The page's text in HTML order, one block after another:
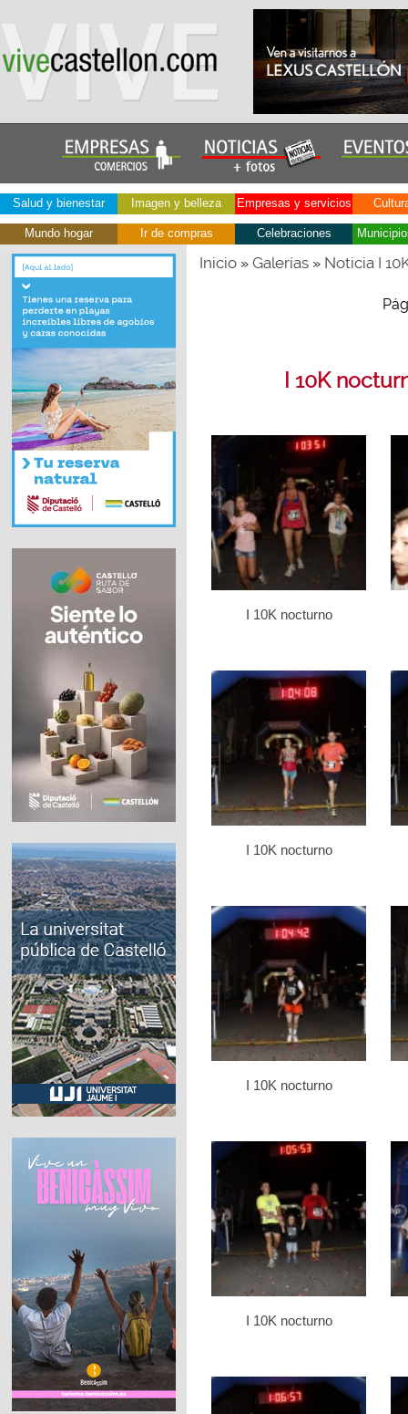
Salud y bienestar Imagen y belleza Empresas y servicios
Mundo hogar Ir de compras Celebraciones
Inicio» Galerías» Noticia I
I 10K
I 10K nocturno
I 10K nocturno
I 10K nocturno
I 10K nocturno